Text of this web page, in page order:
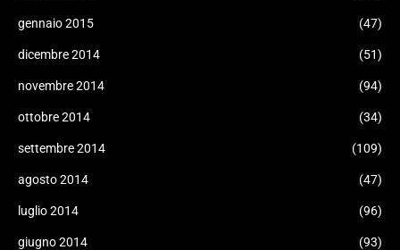
gennaio 2015 (47)
dicembre 2014 (51)
novembre 2014 (94)
ottobre 2014 (34)
settembre 2014 (109)
agosto 2014 (47)
luglio 2014 (96)
giugno 2014 (93)